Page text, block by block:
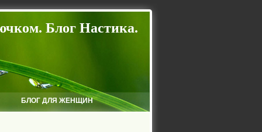
Блог Настика.
БЛОГ ДЛЯ ЖЕНЩИН